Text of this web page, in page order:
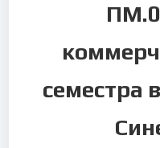
семестра